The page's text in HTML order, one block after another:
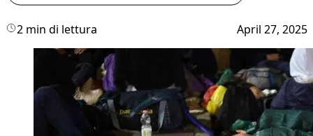
2 min di lettura April 27, 2025